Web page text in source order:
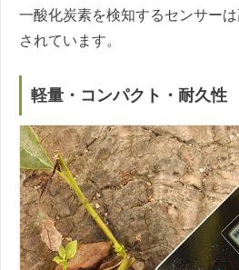
一酸化炭素を検知するセンサー
されています。
軽量・コンパクト・耐久性